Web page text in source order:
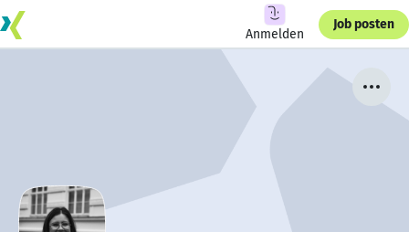
Anmelden
Job posten